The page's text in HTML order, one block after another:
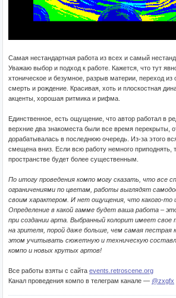
Самая нестандартная работа из всех и самый
Уважаю выбор и подход к работе. Кажется, что тут
хтоническое и безумное, разрыв материи, переход из
смерть и рождение. Красивая, хоть и плоскостная
акценты, хорошая ритмика и рифма.
Единственное, есть ощущение, что автор работал в
верхние два знакоместа были все время перекрыты,
дорабатывалась в последнюю очередь. Из-за этого
смещена вниз. Если всю работу немного приподнять,
пространстве будет более существенным.
По итогу проведения компо могу сказать, что все
ограничениями по цветам, работы выглядят
своим характером. И нет ощущения, что какого-то
Определение в какой гамме будет ваша работа –
при создании арта. Выбранный колорит имеет свое
на зрителя, порой даже больше, чем самая пестрая
этом учитывать сюжетную и техническую
компо и новых крутых артов!
Все работы взяты с сайта events.retroscene.org
Канал проведения компо в телеграм канале — @zxgfx